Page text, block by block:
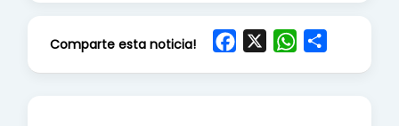
Comparte esta noticia!
W